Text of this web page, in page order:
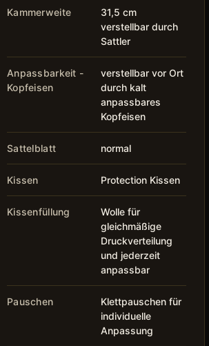
Kammerweite
31,5 cm
verstellbar durch
Sattler
Anpassbarkeit -
Kopfeisen
verstellbar vor Ort
durch kalt
anpassbares
Kopfeisen
Sattelblatt normal
Kissen Protection Kissen
Kissenfüllung
Wolle für
gleichmäßige
Druckverteilung
und jederzeit
anpassbar
Pauschen
Klettpauschen für
individuelle
Anpassung